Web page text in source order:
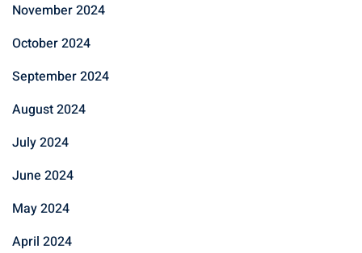
November 2024
October 2024
September 2024
August 2024
July 2024
June 2024
May 2024
April 2024